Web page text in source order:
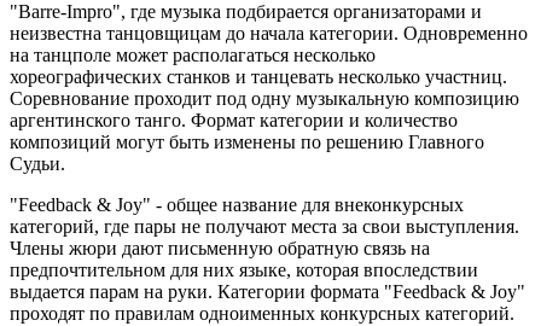
"Barre-Impro", где музыка подбирается организаторами и
неизвестна танцовщицам до начала категории. Одновременно
на танцполе может располагаться несколько
хореографических станков и танцевать несколько участниц.
Соревнование проходит под одну музыкальную композицию
аргентинского танго. Формат категории и количество
композиций могут быть изменены по решению Главного
Судьи.
"Feedback & Joy" - общее название для внеконкурсных
категорий, где пары не получают места за свои выступления.
Члены жюри дают письменную обратную связь на
предпочтительном для них языке, которая впоследствии
выдается парам на руки. Категории формата "Feedback & Joy"
проходят по правилам одноименных конкурсных категорий.